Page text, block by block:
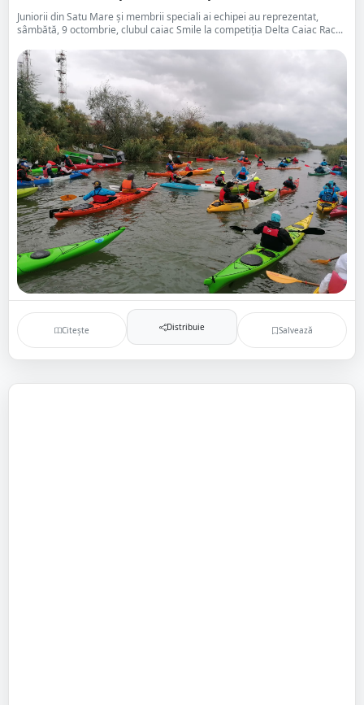
Juniorii din Satu Mare și membrii speciali ai echipei au reprezentat,
sâmbătă, 9 octombrie, clubul caiac Smile la competiția Delta Caiac Rac...
Citește Distribuie Salvează